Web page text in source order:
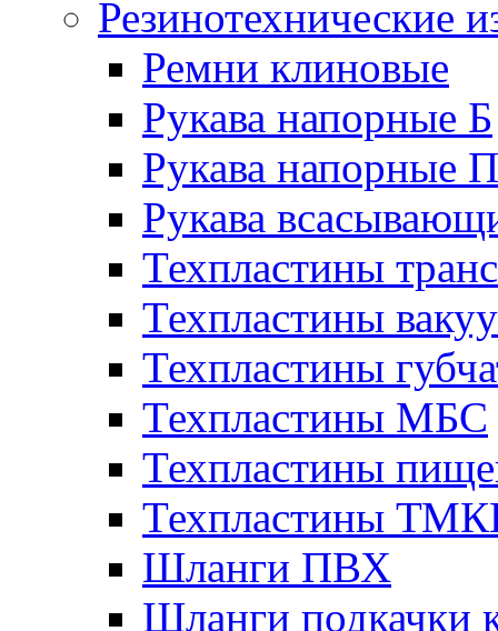
Резинотехнические
Ремни клиновые
Рукава напорные Б
Рукава напорные П
Рукава
Техпластины
Техпластины
Техпластины
Техпластины МБС
Техпластины
Техпластины
Шланги ПВХ
Шланги подкачки